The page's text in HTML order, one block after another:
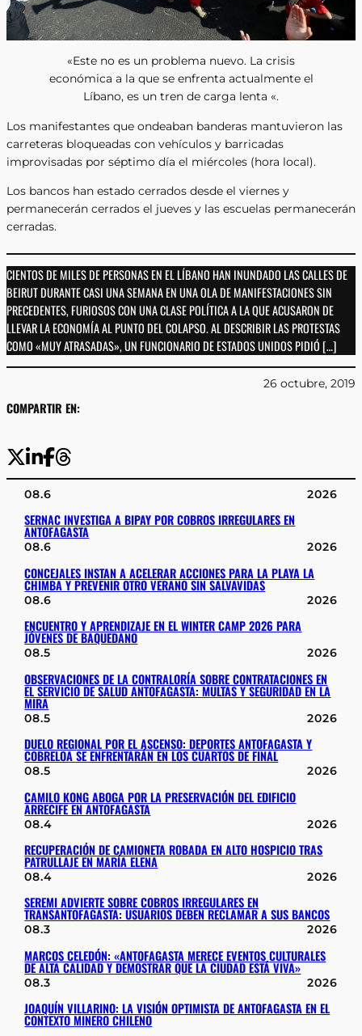
«Este no es un problema nuevo. La crisis
económica a la que se enfrenta actualmente el
Líbano, es un tren de carga lenta «.
Los manifestantes que ondeaban banderas mantuvieron las
carreteras bloqueadas con vehículos y barricadas
improvisadas por séptimo día el miércoles (hora local).
Los bancos han estado cerrados desde el viernes y
permanecerán cerrados el jueves y las escuelas permanecerán
cerradas.
CIENTOS DE MILES DE PERSONAS EN EL LÍBANO HAN INUNDADO LAS CALLES DE
BEIRUT DURANTE CASI UNA SEMANA EN UNA OLA DE MANIFESTACIONES SIN
PRECEDENTES, FURIOSOS CON UNA CLASE POLÍTICA A LA QUE ACUSARON DE
LLEVAR LA ECONOMÍA AL PUNTO DEL COLAPSO. AL DESCRIBIR LAS PROTESTAS
COMO «MUY ATRASADAS», UN FUNCIONARIO DE ESTADOS UNIDOS PIDIÓ […]
COMPARTIR EN:
26 octubre, 2019
08.6 2026
SERNAC INVESTIGA A BIPAY POR COBROS IRREGULARES EN
ANTOFAGASTA
08.6 2026
CONCEJALES INSTAN A ACELERAR ACCIONES PARA LA PLAYA LA
CHIMBA Y PREVENIR OTRO VERANO SIN SALVAVIDAS
08.6 2026
ENCUENTRO Y APRENDIZAJE EN EL WINTER CAMP 2026 PARA
JÓVENES DE BAQUEDANO
08.5 2026
OBSERVACIONES DE LA CONTRALORÍA SOBRE CONTRATACIONES EN
EL SERVICIO DE SALUD ANTOFAGASTA: MULTAS Y SEGURIDAD EN LA
MIRA
08.5 2026
DUELO REGIONAL POR EL ASCENSO: DEPORTES ANTOFAGASTA Y
COBRELOA SE ENFRENTARÁN EN LOS CUARTOS DE FINAL
08.5 2026
CAMILO KONG ABOGA POR LA PRESERVACIÓN DEL EDIFICIO
ARRECIFE EN ANTOFAGASTA
08.4 2026
RECUPERACIÓN DE CAMIONETA ROBADA EN ALTO HOSPICIO TRAS
PATRULLAJE EN MARÍA ELENA
08.4 2026
SEREMI ADVIERTE SOBRE COBROS IRREGULARES EN
TRANSANTOFAGASTA: USUARIOS DEBEN RECLAMAR A SUS BANCOS
08.3 2026
MARCOS CELEDÓN: «ANTOFAGASTA MERECE EVENTOS CULTURALES
DE ALTA CALIDAD Y DEMOSTRAR QUE LA CIUDAD ESTÁ VIVA»
08.3 2026
JOAQUÍN VILLARINO: LA VISIÓN OPTIMISTA DE ANTOFAGASTA EN EL
CONTEXTO MINERO CHILENO